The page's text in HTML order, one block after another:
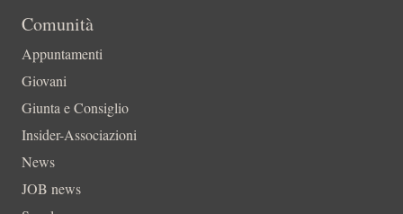
Comunità
Appuntamenti
Giovani
Giunta e Consiglio
Insider-Associazioni
News
JOB news